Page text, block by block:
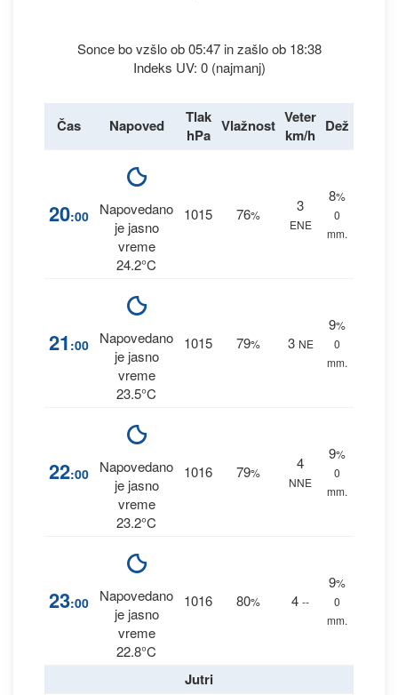
Sonce bo vzšlo ob 05:47 in zašlo ob 18:38
Indeks UV: 0 (najmanj)
Čas Napoved
Tlak
hPa Vlažnost Veter
km/h Dež
20:00
Napovedano
je jasno
vreme
24.2°C
1015 76%
3
ENE
8%
0
mm.
21 :00
Napovedano
je jasno
vreme
23.5°C
1015 79% 3 NE
9%
0
mm.
22:00
Napovedano
je jasno
vreme
23.2°C
1016 79%
4
NNE
9%
0
mm.
23:00
Napovedano
je jasno
vreme
22.8°C
1016 80% 4 --
9%
0
mm.
Jutri